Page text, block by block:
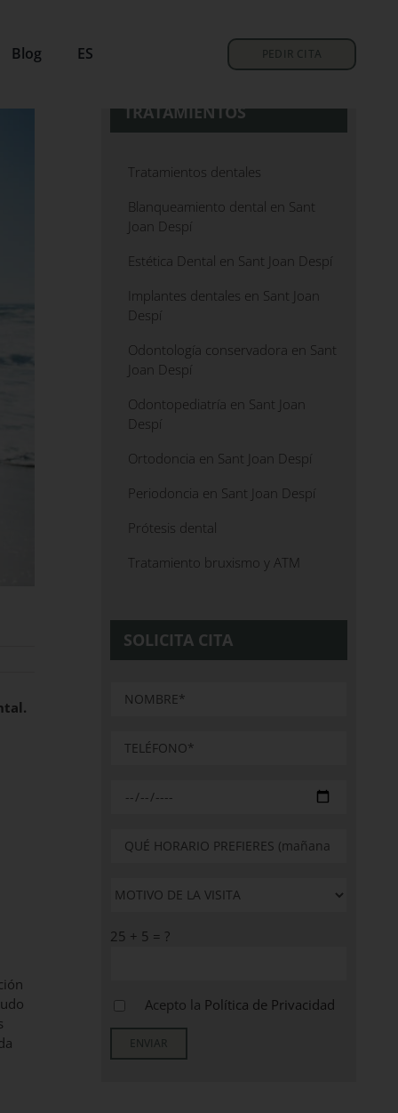
Blog ES PEDIR CITA
TRATAMIENTOS
Tratamientos dentales
Blanqueamiento dental en Sant
Joan Despí
Estética Dental en Sant Joan Despí
Implantes dentales en Sant Joan
Despí
Odontología conservadora en Sant
Joan Despí
Odontopediatría en Sant Joan
Despí
Ortodoncia en Sant Joan Despí
Periodoncia en Sant Joan Despí
Prótesis dental
Tratamiento bruxismo y ATM
SOLICITA CITA
25 + 5 = ?
Acepto la Política de Privacidad